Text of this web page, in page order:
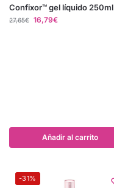
Confixor™ gel líquido 250ml
27,65€ 16,79€
Añadir al carrito
-31%